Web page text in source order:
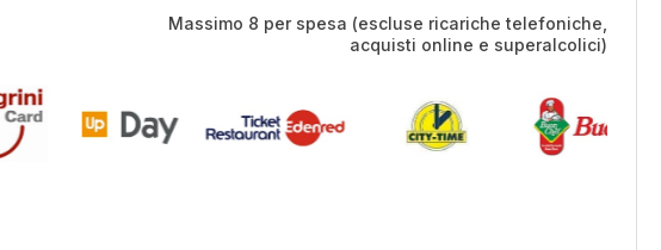
Massimo 8 per spesa (escluse ricariche telefoniche,
acquisti online e superalcolici)